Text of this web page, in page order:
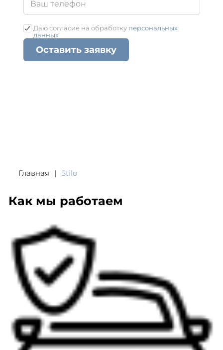
Даю согласие на обработку персональных
данных
Оставить заявку
Главная Stilo
Как мы работаем